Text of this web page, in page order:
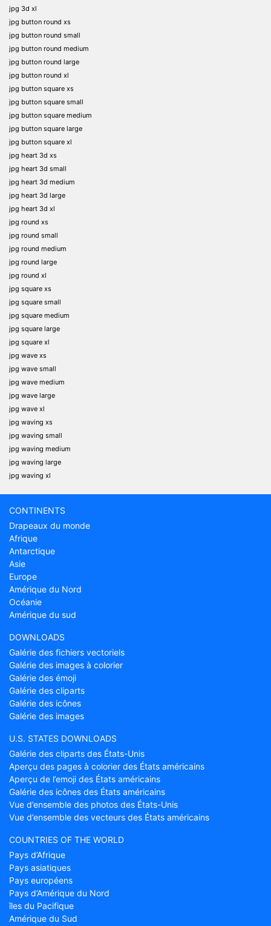
jpg 3d xl
jpg button round xs
jpg button round small
jpg button round medium
jpg button round large
jpg button round xl
jpg button square xs
jpg button square small
jpg button square medium
jpg button square large
jpg button square xl
jpg heart 3d xs
jpg heart 3d small
jpg heart 3d medium
jpg heart 3d large
jpg heart 3d xl
jpg round xs
jpg round small
jpg round medium
jpg round large
jpg round xl
jpg square xs
jpg square small
jpg square medium
jpg square large
jpg square xl
jpg wave xs
jpg wave small
jpg wave medium
jpg wave large
jpg wave xl
jpg waving xs
jpg waving small
jpg waving medium
jpg waving large
jpg waving xl
CONTINENTS
Drapeaux du monde
Afrique
Antarctique
Asie
Europe
Amérique du Nord
Océanie
Amérique du sud
DOWNLOADS
Galérie des fichiers vectoriels
Galérie des images à colorier
Galérie des émoji
Galérie des cliparts
Galérie des icônes
Galérie des images
U.S. STATES DOWNLOADS
Galérie des cliparts des États-Unis
Aperçu des pages à colorier des États américains
Aperçu de l’emoji des États américains
Galérie des icônes des États américains
Vue d’ensemble des photos des États-Unis
Vue d’ensemble des vecteurs des États américains
COUNTRIES OF THE WORLD
Pays d’Afrique
Pays asiatiques
Pays européens
Pays d’Amérique du Nord
îles du Pacifique
Amérique du Sud